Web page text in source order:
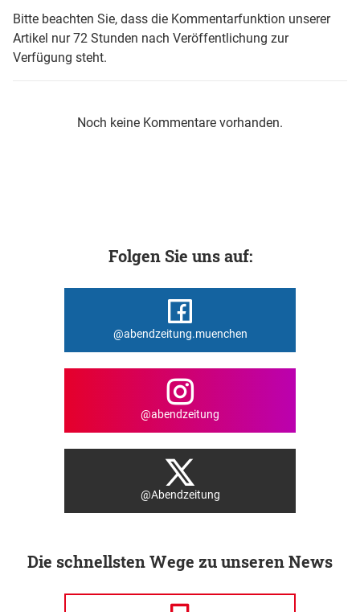
Bitte beachten Sie, dass die Kommentarfunktion unserer
Artikel nur 72 Stunden nach Veröffentlichung zur
Verfügung steht.
Noch keine Kommentare vorhanden.
Folgen Sie uns auf:
@abendzeitung.muenchen
@abendzeitung
@Abendzeitung
Die schnellsten Wege zu unseren News